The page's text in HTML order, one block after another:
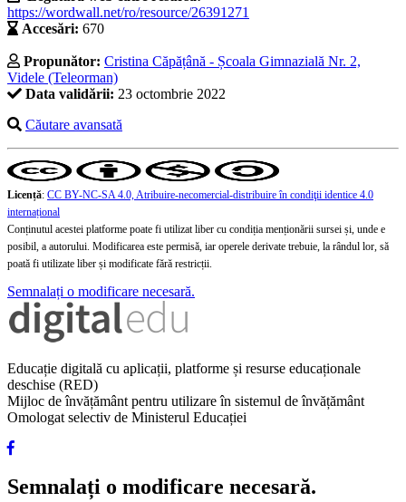
https://wordwall.net/ro/resource/26391271
Accesări: 670
Propunător: Cristina Căpățână - Școala Gimnazială Nr. 2,
Videle (Teleorman)
Data validării: 23 octombrie 2022
Căutare avansată
Licență: CC BY-NC-SA 4.0, Atribuire-necomercial-distribuire în condiţii identice 4.0
internațional
Conținutul acestei platforme poate fi utilizat liber cu condiția menționării sursei și, unde e
posibil, a autorului. Modificarea este permisă, iar operele derivate trebuie, la rândul lor, să
poată fi utilizate liber și modificate fără restricții.
Semnalați o modificare necesară.
Educație digitală cu aplicații, platforme și resurse educaționale
deschise (RED)
Mijloc de învățământ pentru utilizare în sistemul de învățământ
Omologat selectiv de Ministerul Educației
Semnalați o modificare necesară.